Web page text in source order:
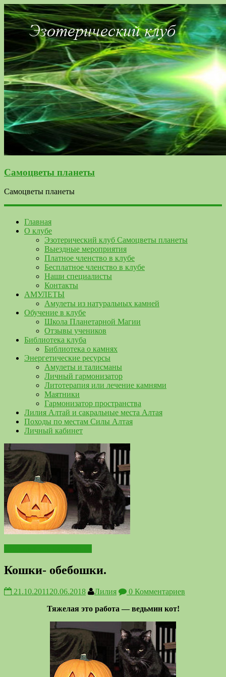
Самоцветы планеты
Самоцветы планеты
Главная
О клубе
Эзотерический клуб Самоцветы планеты
Выездные мероприятия
Платное членство в клубе
Бесплатное членство в клубе
Наши специалисты
Контакты
АМУЛЕТЫ
Амулеты из натуральных камней
Обучение в клубе
Школа Планетарной Магии
Отзывы учеников
Библиотека клуба
Библиотека о камнях
Энергетические ресурсы
Амулеты и талисманы
Личный гармонизатор
Литотерапия или лечение камнями
Маятники
Гармонизатор пространства
Лилия Алтай и сакральные места Алтая
Походы по местам Силы Алтая
Личный кабинет
Кошки- обебошки.
21.10.2011 20.06.2018 Лилия
0 Комментариев
Тяжелая это работа — ведьмин кот!